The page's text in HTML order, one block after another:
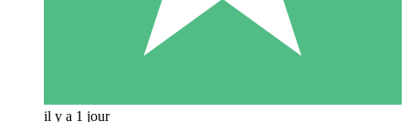
il y a 1 jour